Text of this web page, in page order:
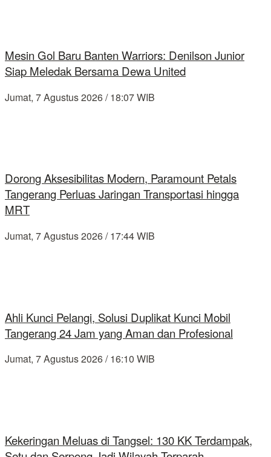
Mesin Gol Baru Banten Warriors: Denilson Junior
Siap Meledak Bersama Dewa United
Jumat, 7 Agustus 2026 / 18:07 WIB
Dorong Aksesibilitas Modern, Paramount Petals
Tangerang Perluas Jaringan Transportasi hingga
MRT
Jumat, 7 Agustus 2026 / 17:44 WIB
Ahli Kunci Pelangi, Solusi Duplikat Kunci Mobil
Tangerang 24 Jam yang Aman dan Profesional
Jumat, 7 Agustus 2026 / 16:10 WIB
Kekeringan Meluas di Tangsel: 130 KK Terdampak,